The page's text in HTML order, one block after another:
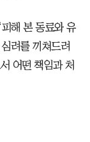
해 본 동료와 유
려를 끼쳐드려
어떤 책임과 처